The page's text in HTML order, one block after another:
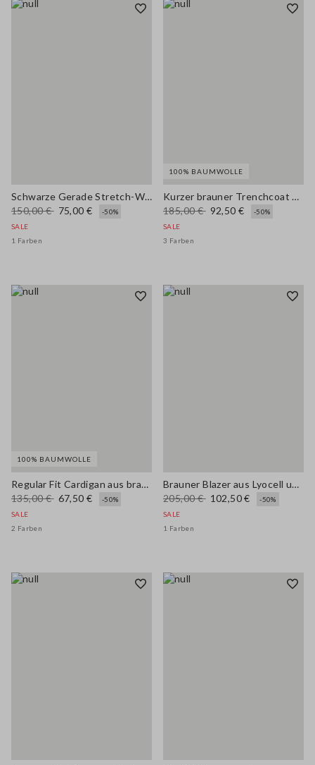
Schwarze Gerade Stretch-Wollmischung-Hose
150,00 € 75,00 €
-50%
SALE
1 Farben
100% BAUMWOLLE
Kurzer brauner Trenchcoat aus reiner Baumwolle, Regular Fit
185,00 € 92,50 €
-50%
SALE
3 Farben
100% BAUMWOLLE
Regular Fit Cardigan aus brauner Baumwolle mit Knöpfen
135,00 € 67,50 €
-50%
SALE
2 Farben
Brauner Blazer aus Lyocell und Hanf in Regular Fit mit Gürtel
205,00 € 102,50 €
-50%
SALE
1 Farben